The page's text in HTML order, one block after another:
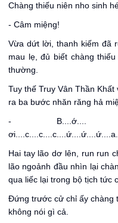
Chàng thiếu niên nho sinh
- Câm miệng!
Vừa dứt lời, thanh kiếm đã
mau lẹ, đủ biết chàng
thường.
Tuy thế Truy Vân Thần
ra ba bước nhăn răng hả
-
Hai tay lão dơ lên, run run
lão ngoảnh đầu nhìn lại
qua liếc lại trong bộ tịch tức
Đứng trước cử chỉ ấy chàng
không nói gì cả.